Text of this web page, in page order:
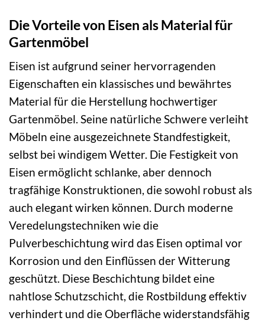
Die Vorteile von Eisen als Material für
Gartenmöbel
Eisen ist aufgrund seiner hervorragenden
Eigenschaften ein klassisches und bewährtes
Material für die Herstellung hochwertiger
Gartenmöbel. Seine natürliche Schwere verleiht
Möbeln eine ausgezeichnete Standfestigkeit,
selbst bei windigem Wetter. Die Festigkeit von
Eisen ermöglicht schlanke, aber dennoch
tragfähige Konstruktionen, die sowohl robust als
auch elegant wirken können. Durch moderne
Veredelungstechniken wie die
Pulverbeschichtung wird das Eisen optimal vor
Korrosion und den Einflüssen der Witterung
geschützt. Diese Beschichtung bildet eine
nahtlose Schutzschicht, die Rostbildung effektiv
verhindert und die Oberfläche widerstandsfähig